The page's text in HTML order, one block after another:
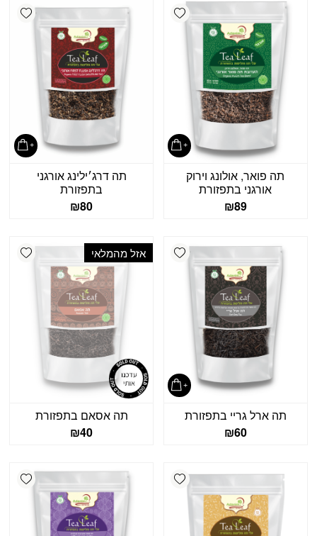
Add wishlist
תה פואר, אולונג וירוק
אורגני בתפזורת
₪89
תה דרג׳ילינג אורגני
בתפזורת
₪80
Add wishlist
תה ארל גריי בתפזורת
₪60
אזל מהמלאי
תה אסאם בתפזורת
₪40
Add wishlist